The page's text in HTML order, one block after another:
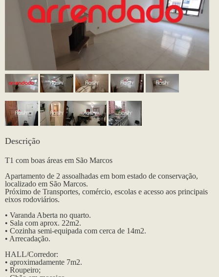
Descrição
T1 com boas áreas em São Marcos
Apartamento de 2 assoalhadas em bom estado de conservação,
localizado em São Marcos.
Próximo de Transportes, comércio, escolas e acesso aos principais
eixos rodoviários.
• Varanda Aberta no quarto.
• Sala com aprox. 22m2.
• Cozinha semi-equipada com cerca de 14m2.
• Arrecadação.
HALL/Corredor:
• aproximadamente 7m2.
• Roupeiro;